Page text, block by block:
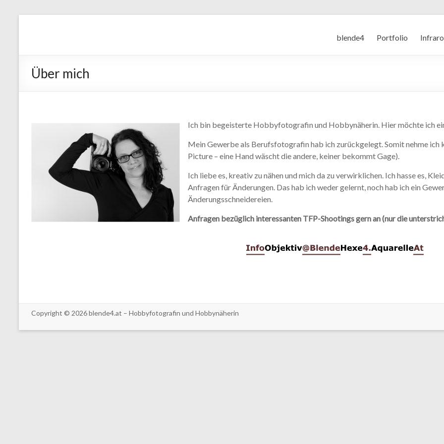
blende4 Portfolio
Über mich
Ich bin begeisterte Hobbyfotografin und Hobbynäherin. Hier möchte ich
Mein Gewerbe als Berufsfotografin hab ich zurückgelegt. Somit nehme ich
Picture – eine Hand wäscht die andere, keiner bekommt Gage).
Ich liebe es, kreativ zu nähen und mich da zu verwirklichen. Ich hasse es,
Anfragen für Änderungen. Das hab ich weder gelernt, noch hab ich ein
Änderungsschneidereien.
Anfragen bezüglich interessanten TFP-Shootings gern an (nur die
Copyright © 2026blende4.at – Hobbyfotografin und Hobbynäherin